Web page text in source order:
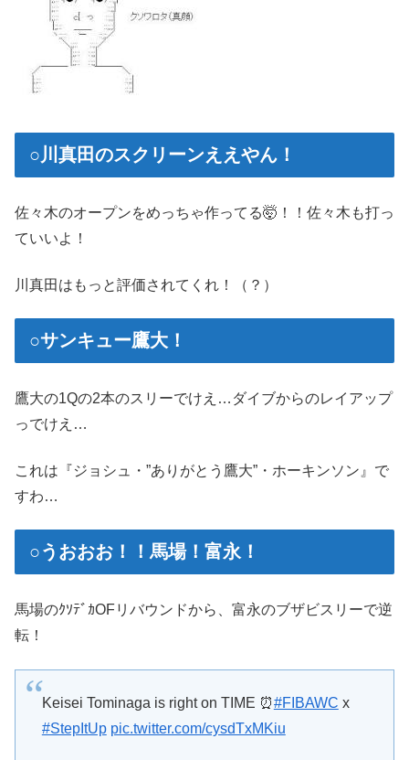
○川真田のスクリーンええやん！
佐々木のオープンをめっちゃ作ってる🤯！！佐々木も打っ
ていいよ！
川真田はもっと評価されてくれ！（？）
○サンキュー鷹大！
鷹大の1Qの2本のスリーでけえ…ダイブからのレイアップ
っでけえ…
これは『ジョシュ・”ありがとう鷹大”・ホーキンソン』で
すわ…
○うおおお！！馬場！富永！
馬場のｸｿﾃﾞｶOFリバウンドから、富永のブザビスリーで逆
転！
Keisei Tominaga is right on TIME ⏰#FIBAWC x
#StepItUp pic.twitter.com/cysdTxMKiu